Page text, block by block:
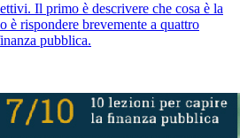
Il primo è descrivere che cosa è la
è rispondere brevemente a quattro
pubblica.